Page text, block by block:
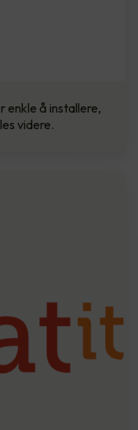
enkle å installere,
videre.